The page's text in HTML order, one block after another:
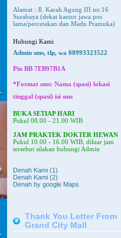
Alamat : Jl. Karah Agung III no.16
Surabaya (dekat kantor jawa pos
lama/percetakan dan Madu Pramuka)
Hubungi Kami
Admin sms, tlp, wa 08993323522
Pin BB 7EB97B1A
*Format sms: Nama (spasi) lokasi
tinggal (spasi) isi sms
BUKA SETIAP HARI
Pukul 08.00 - 21.00 WIB
JAM PRAKTEK DOKTER HEWAN
Pukul 10.00 - 16.00 WIB, diluar jam
tersebut silakan hubungi Admin
Denah Kami (1)
Denah Kami (2)
Denah by google Maps
Thank You Letter From
Grand City Mall